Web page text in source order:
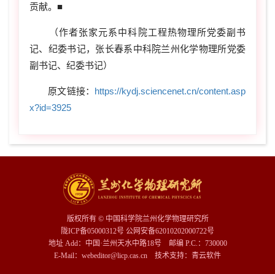
贡献。■
（作者张家元系中科院工程热物理所党委副书
记、纪委书记，张长春系中科院兰州化学物理所党委
副书记、纪委书记）
原文链接： https://kydj.sciencenet.cn/content.asp
x?id=3925
版权所有 © 中国科学院兰州化学物理研究所
陇ICP备05000312号 公网安备62010202000722号
地址 Add：中国·兰州天水中路18号 邮编 P.C.：730000
E-Mail：webeditor@licp.cas.cn 技术支持： 青云软件